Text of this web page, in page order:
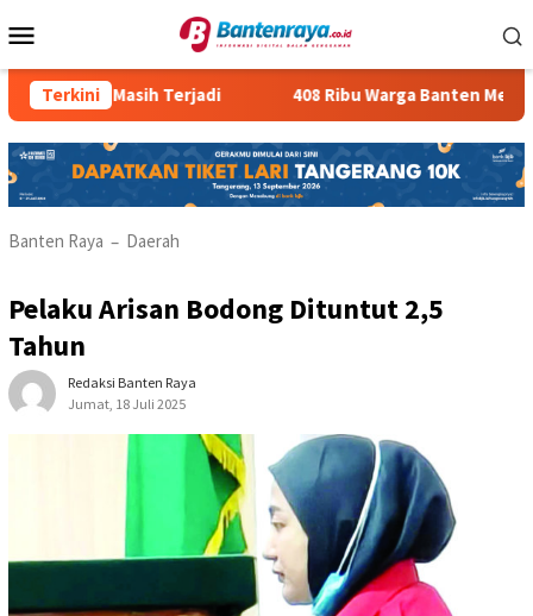
ke
Mobile
Terkini
Masih Terjadi 408 Ribu Warga Banten Menganggur
Banten Raya – Daerah
Pelaku Arisan Bodong Dituntut 2,5
Tahun
Redaksi Banten Raya
Jumat, 18 Juli 2025